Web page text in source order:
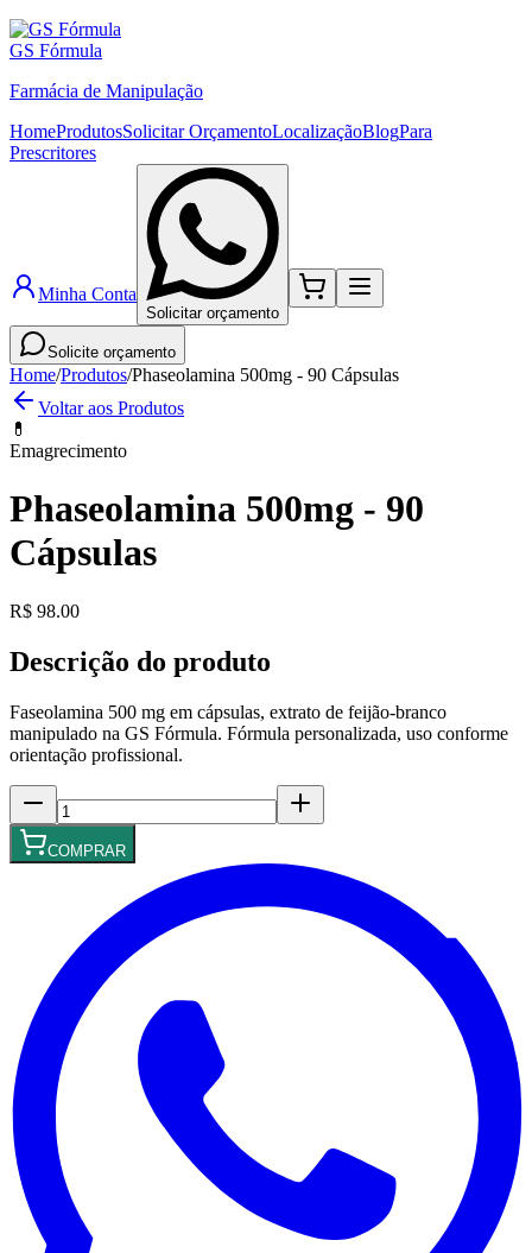
GS Fórmula
Farmácia de Manipulação
HomeProdutosSolicitar OrçamentoLocalizaçãoBlogPara
Prescritores
Minha Conta
Solicitar orçamento
Solicite orçamento
Home/Produtos/Phaseolamina 500mg - 90 Cápsulas
Voltar aos Produtos
💊
Emagrecimento
Phaseolamina 500mg - 90
Cápsulas
R$ 98.00
Descrição do produto
Faseolamina 500 mg em cápsulas, extrato de feijão-branco
manipulado na GS Fórmula. Fórmula personalizada, uso conforme
orientação profissional.
COMPRAR